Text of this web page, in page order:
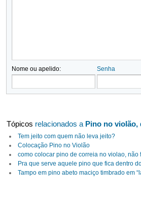
Nome ou apelido: Senha
Tópicos relacionados a Pino no violão,
Tem jeito com quem não leva jeito?
Colocação Pino no Violão
como colocar pino de correia no violao,
Pra que serve aquele pino que fica dentro
Tampo em pino abeto maciço timbrado em